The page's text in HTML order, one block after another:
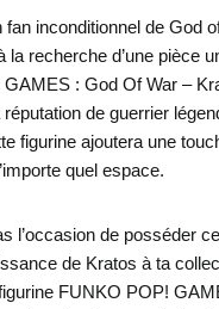
inconditionnel de God
la recherche d’une pièce
: God Of War –
de guerrier
figurine ajoutera une
quel espace.
l’occasion de posséder
de Kratos à ta
FUNKO POP!